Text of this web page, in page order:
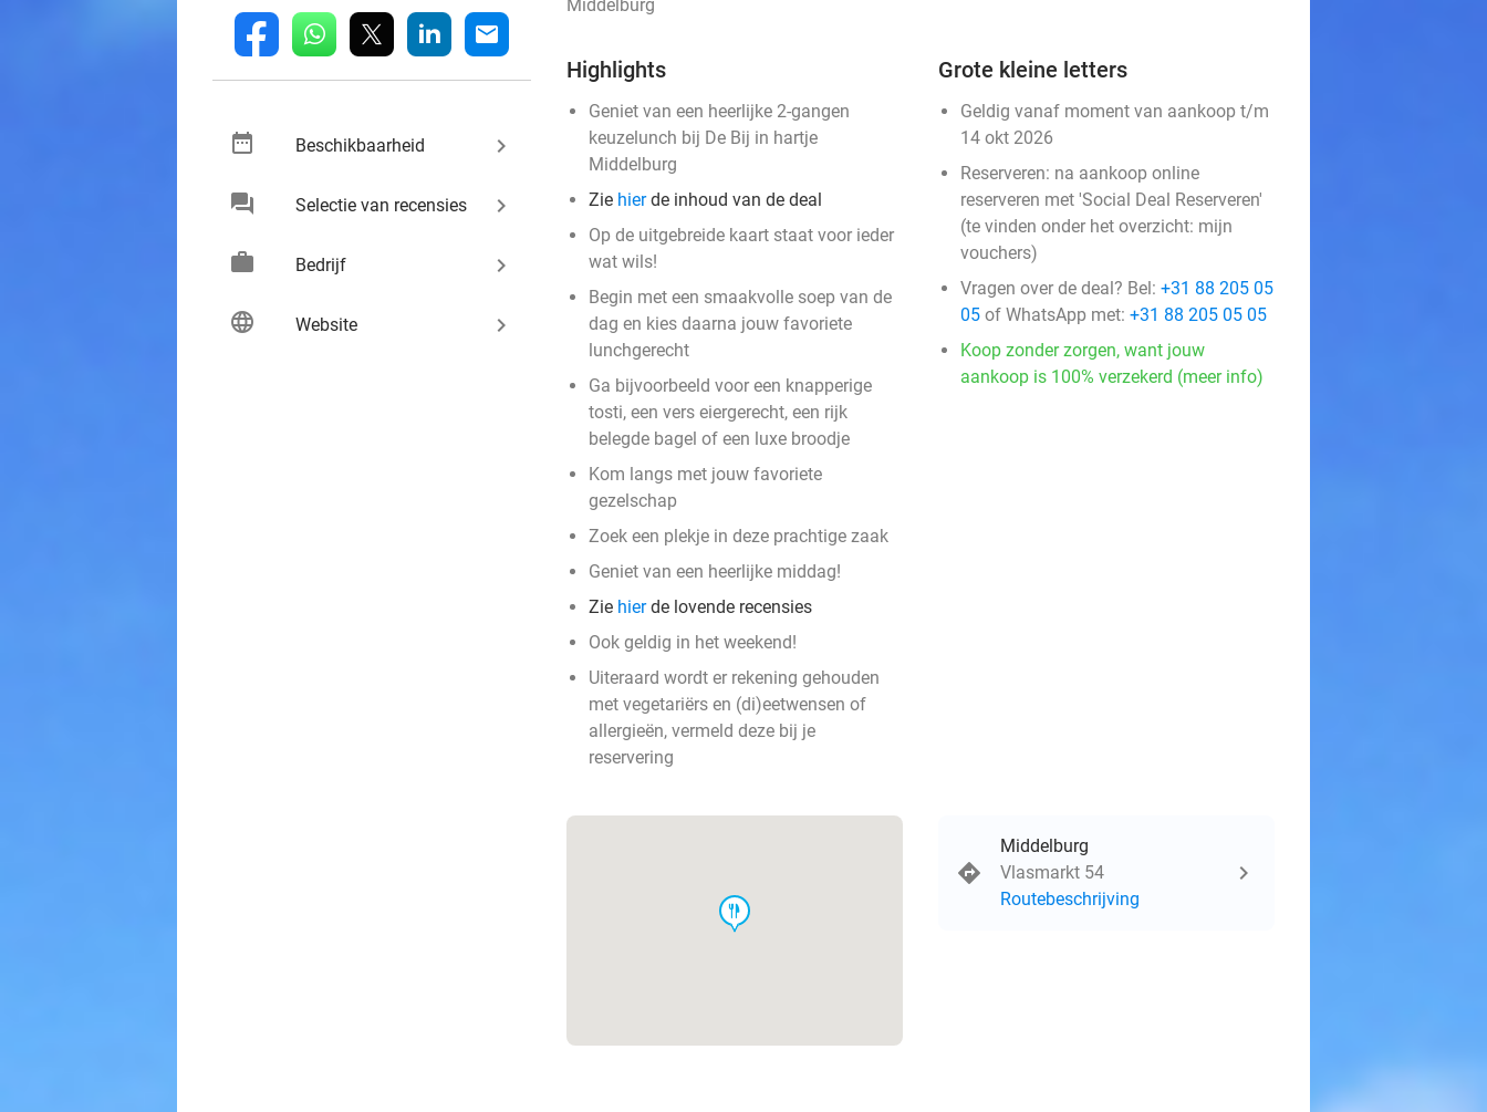
fb whatsapp linkedin mail
date_range Beschikbaarheid keyboard_arrow_right
chat Selectie van recensies keyboard_arrow_right
work Bedrijf keyboard_arrow_right
language Website keyboard_arrow_right
Middelburg
Highlights
Geniet van een heerlijke 2-gangen
keuzelunch bij De Bij in hartje
Middelburg
Zie hierde inhoud van de deal
Op de uitgebreide kaart staat voor ieder
wat wils!
Begin met een smaakvolle soep van de
dag en kies daarna jouw favoriete
lunchgerecht
Ga bijvoorbeeld voor een knapperige
tosti, een vers eiergerecht, een rijk
belegde bagel of een luxe broodje
Kom langs met jouw favoriete
gezelschap
Zoek een plekje in deze prachtige zaak
Geniet van een heerlijke middag!
Zie hierde lovende recensies
Ook geldig in het weekend!
Uiteraard wordt er rekening gehouden
met vegetariërs en (di)eetwensen of
allergieën, vermeld deze bij je
reservering
Grote kleine letters
Geldig vanaf moment van aankoop t/m
14 okt 2026
Reserveren: na aankoop online
reserveren met 'Social Deal Reserveren'
(te vinden onder het overzicht: mijn
vouchers)
Vragen over de deal? Bel: +31 88 205 05
05 of WhatsApp met: +31 88 205 05 05
Koop zonder zorgen, want jouw
aankoop is 100% verzekerd (meer info)
food
Middelburg
Vlasmarkt 54
Routebeschrijving